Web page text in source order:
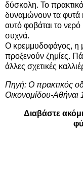
δύσκολη. Το
δυναμώνουν τα φυτά
αυτό φοβάται το νερό
συχνά.
Ο κρεμμυδοφάγος, η
προξενούν ζημίες.
άλλες σχετικές
Πηγή: Ο πρακτικός
Οικονομίδου-Αθήναι
Διαβάστε